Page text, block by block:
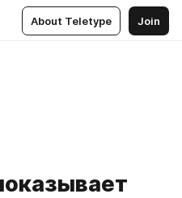
About Teletype Join